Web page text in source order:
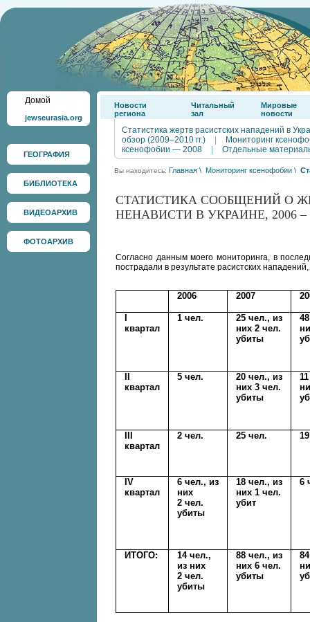
Домой
jewseurasia.org
ГЕОГРАФИЯ
БИБЛИОТЕКА
ВИДЕОАРХИВ
ФОТОАРХИВ
Новости
региона
Читальный
зал
Мировые
новости
Статистика жертв расистских нападений в
обзор (2009–2010 гг.)
Мониторинг
ксенофобии — 2008
Отдельные
Вы находитесь: Главная \ Мониторинг ксенофобии \
СТАТИСТИКА СООБЩЕНИЙ О
НЕНАВИСТИ В УКРАИНЕ, 2006 –
Согласно данным моего мониторинга, в
пострадали в результате расистских
2006 2007
квартал
1 чел.
25 чел., из
них 2 чел.
убиты
квартал
5 чел.
20 чел., из
них 3 чел.
убиты
квартал
2 чел. 25 чел.
IV
квартал
6 чел., из
них
2 чел.
убиты
18 чел., из
них 1 чел.
убит
6
ИТОГО:
14 чел.,
из них
2 чел.
убиты
88 чел., из
них 6 чел.
убиты